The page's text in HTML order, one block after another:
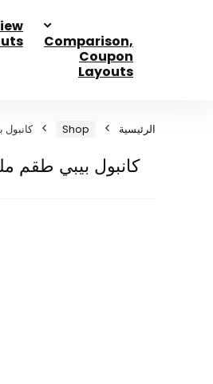
Comparison,
Coupon
Layouts
الرئيسية Shop
كانبول بيبي طقم